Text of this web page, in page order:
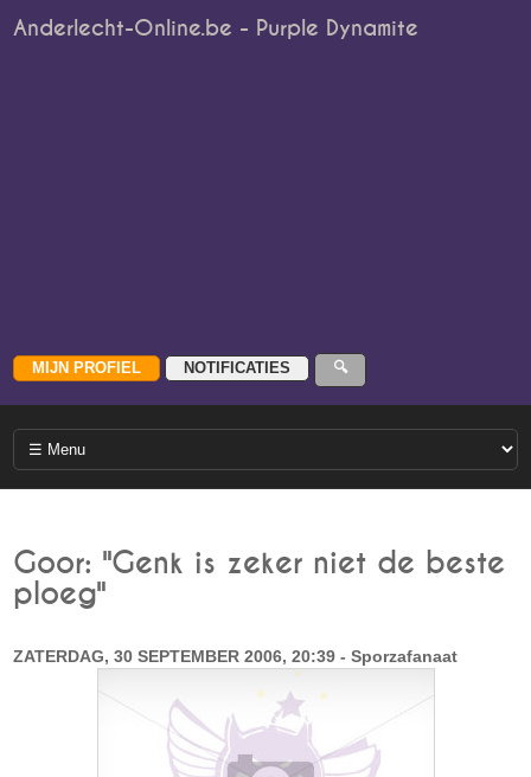
Anderlecht-Online.be - Purple Dynamite
Goor: "Genk is zeker niet de beste
ploeg"
ZATERDAG, 30 SEPTEMBER 2006, 20:39 - Sporzafanaat